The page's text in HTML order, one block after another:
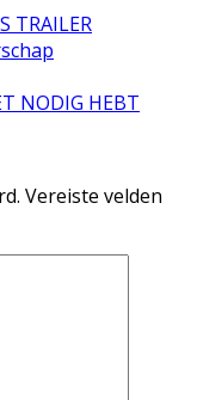
TRAILER
NODIG HEBT
Vereiste velden